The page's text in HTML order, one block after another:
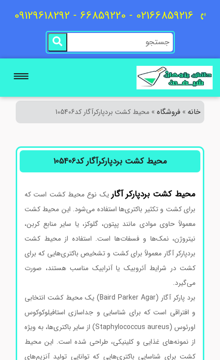
02166859216 - 66859220 - 09129618292
خانه»فروشگاه»محیط کشت بردپارکرآگار کد105406
محیط کشت بردپارکرآگار کد105406
محیط کشتبردپارکرآگاریک نوع محیط کشت است که
برای کشت و تکثیر باکتری‌ها استفاده می‌شود. این محیط کشت
معمولاً حاوی موادی مانند پپتون، گلوکز، یا سایر منابع کربن،
نیتروژن، نمک‌ها و فسفات‌ها است. استفاده از محیط کشت
بردپارکر آگار معمولاً برای کشت و تشخیص باکتری‌هایی که برای
کشت در شرایط آئروبیک یا آنرابیک مناسب هستند، صورت
می‌گیرد.
برد پارکر آگار (Baird Parker Agar) یک محیط کشت انتخابی
و افتراقی است که برای شناسایی و جداسازی استافیلوکوکوس
اورئوس (Staphylococcus aureus) از سایر باکتری‌ها، به ویژه
از نمونه‌های غذایی و کلینیکی، طراحی شده است. این محیط
کشت برای شناسایی باکتری‌هایی که توانایی تولید آنزیم‌های